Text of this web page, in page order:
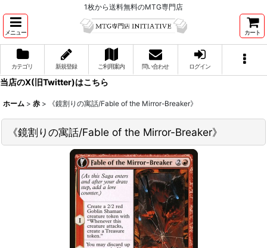
1枚から送料無料のMTG専門店
メニュー カート
カテゴリ 新規登録 ご利用案内 問い合わせ ログイン
当店のX(旧Twitter)はこちら
ホーム > 赤 > 《鏡割りの寓話/Fable of the Mirror-Breaker》
《鏡割りの寓話/Fable of the Mirror-Breaker》